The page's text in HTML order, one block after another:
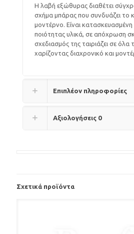
Η λαβή εξώθυρας διαθέτει
σχήμα μπάρας που συνδυάζει το
μοντέρνο. Είναι κατασκευασμένη
ποιότητας υλικά, σε απόχρωση
σχεδιασμός της ταιριάζει σε όλα
χαρίζοντας διαχρονικό και
Επιπλέον πληροφορίες
Αξιολογήσεις 0
Σχετικά προϊόντα